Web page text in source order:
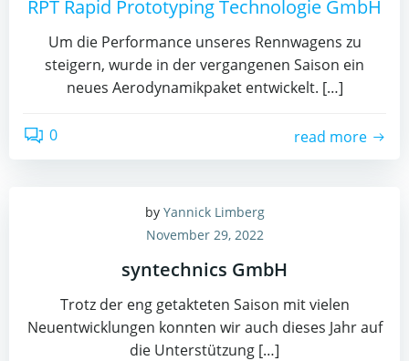
RPT Rapid Prototyping Technologie GmbH
Um die Performance unseres Rennwagens zu
steigern, wurde in der vergangenen Saison ein
neues Aerodynamikpaket entwickelt. […]
0 read more
by Yannick Limberg
November 29, 2022
syntechnics GmbH
Trotz der eng getakteten Saison mit vielen
Neuentwicklungen konnten wir auch dieses Jahr auf
die Unterstützung […]